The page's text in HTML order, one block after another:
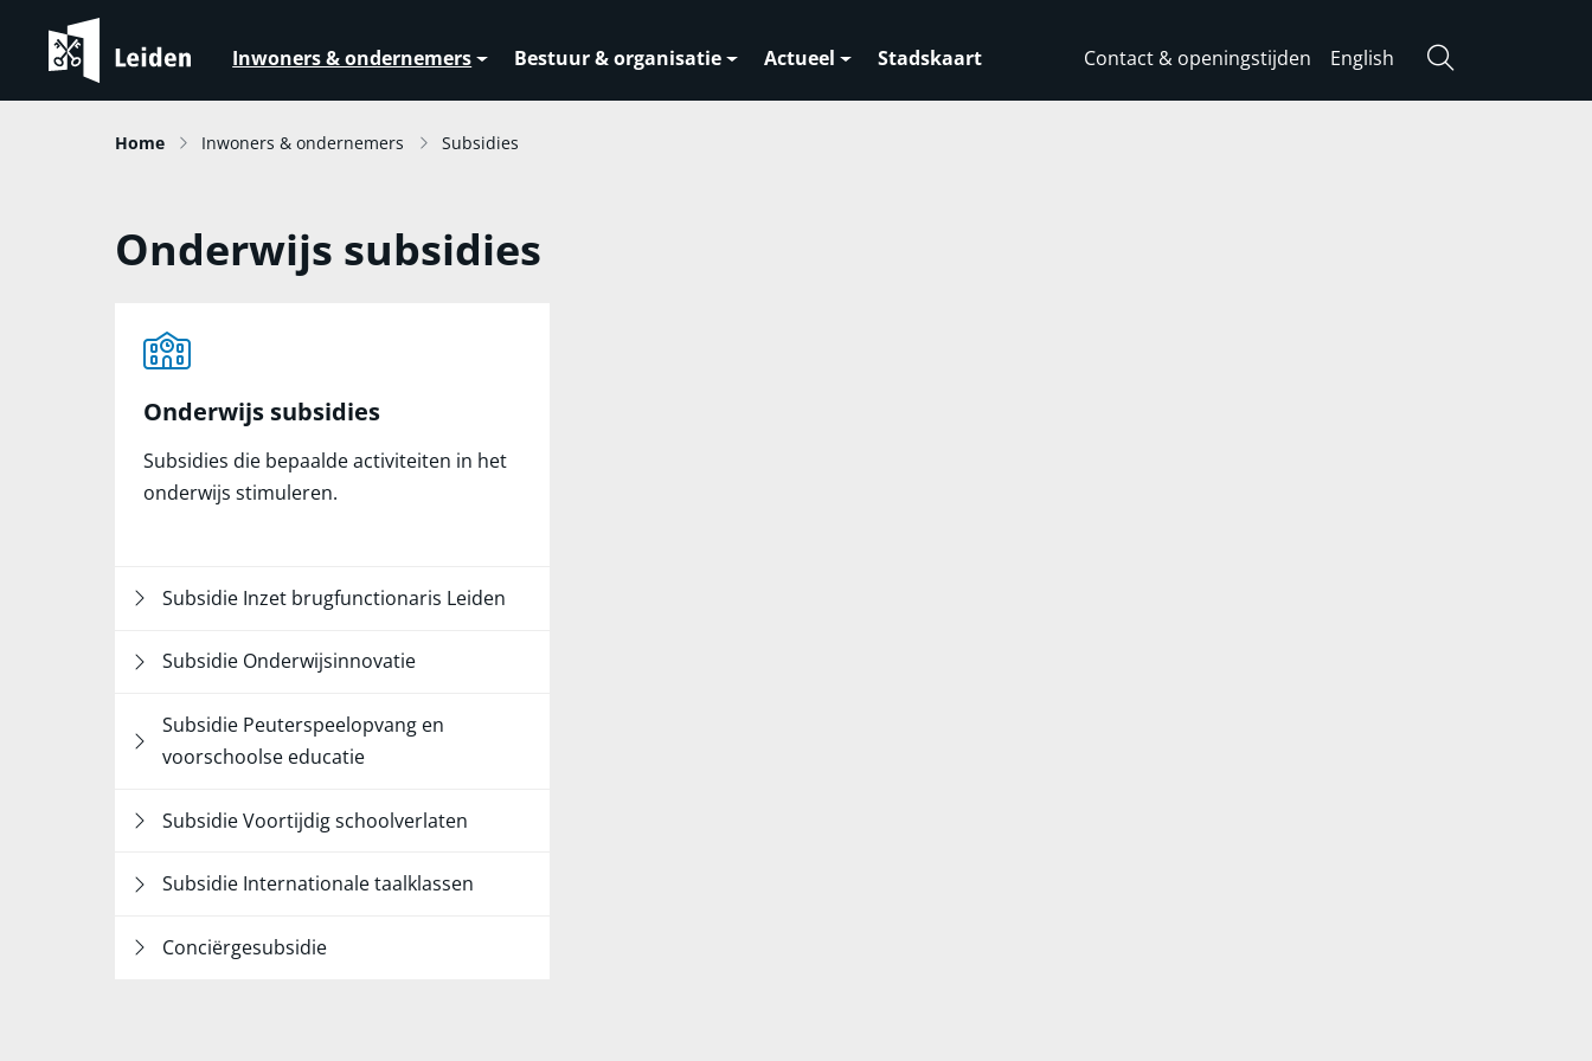
Inwoners & ondernemers Bestuur & organisatie Actueel Stadskaart Contact & openingstijden English Zoeken
Home Inwoners & ondernemers Subsidies
Onderwijs subsidies
Onderwijs subsidies
Subsidies die bepaalde activiteiten in het
onderwijs stimuleren.
Subsidie Inzet brugfunctionaris Leiden
Subsidie Onderwijsinnovatie
Subsidie Peuterspeelopvang en
voorschoolse educatie
Subsidie Voortijdig schoolverlaten
Subsidie Internationale taalklassen
Conciërgesubsidie